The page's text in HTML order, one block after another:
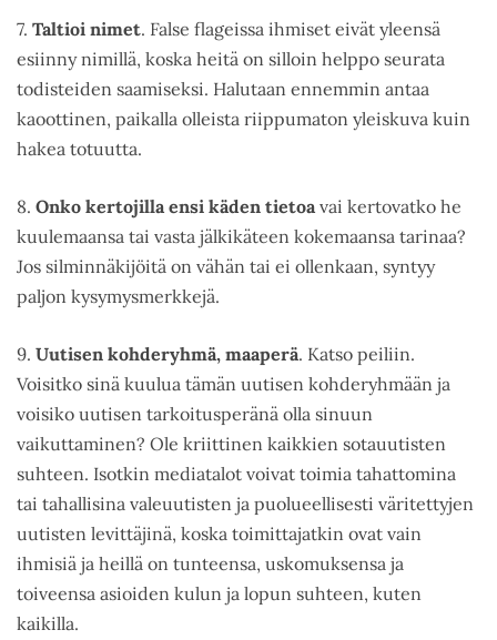
7. Taltioi nimet. False flageissa ihmiset eivät yleensä
esiinny nimillä, koska heitä on silloin helppo seurata
todisteiden saamiseksi. Halutaan ennemmin antaa
kaoottinen, paikalla olleista riippumaton yleiskuva kuin
hakea totuutta.
8. Onko kertojilla ensi käden tietoavai kertovatko he
kuulemaansa tai vasta jälkikäteen kokemaansa tarinaa?
Jos silminnäkijöitä on vähän tai ei ollenkaan, syntyy
paljon kysymysmerkkejä.
9. Uutisen kohderyhmä, maaperä. Katso peiliin.
Voisitko sinä kuulua tämän uutisen kohderyhmään ja
voisiko uutisen tarkoitusperänä olla sinuun
vaikuttaminen? Ole kriittinen kaikkien sotauutisten
suhteen. Isotkin mediatalot voivat toimia tahattomina
tai tahallisina valeuutisten ja puolueellisesti väritettyjen
uutisten levittäjinä, koska toimittajatkin ovat vain
ihmisiä ja heillä on tunteensa, uskomuksensa ja
toiveensa asioiden kulun ja lopun suhteen, kuten
kaikilla.